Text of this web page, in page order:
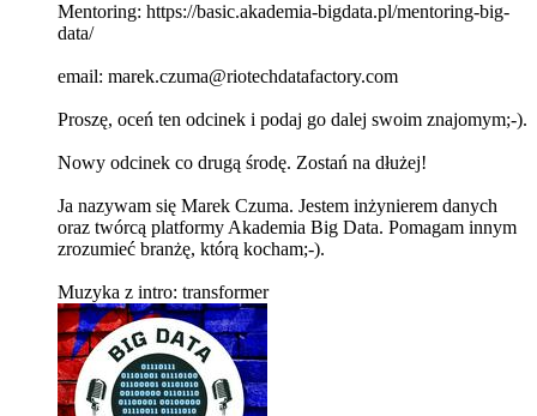
Mentoring: https://basic.akademia-bigdata.pl/mentoring-big-
data/
email: marek.czuma@riotechdatafactory.com
Proszę, oceń ten odcinek i podaj go dalej swoim znajomym;-).
Nowy odcinek co drugą środę. Zostań na dłużej!
Ja nazywam się Marek Czuma. Jestem inżynierem danych
oraz twórcą platformy Akademia Big Data. Pomagam innym
zrozumieć branżę, którą kocham;-).
Muzyka z intro: transformer